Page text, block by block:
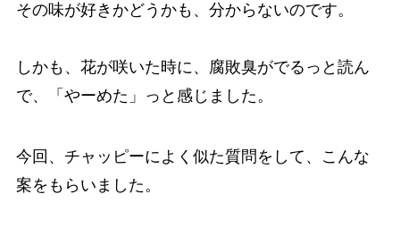
その味が好きかどうかも、分からないのです。
しかも、花が咲いた時に、腐敗臭がでるっと読ん
で、「やーめた」っと感じました。
今回、チャッピーによく似た質問をして、こんな
案をもらいました。